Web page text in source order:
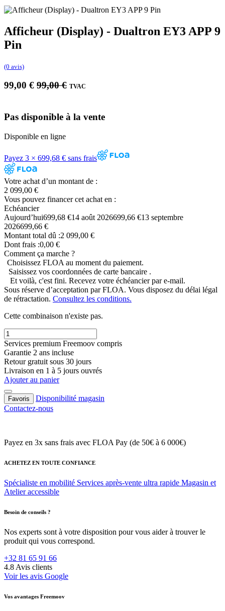
Afficheur (Display) - Dualtron EY3 APP 9
Pin
(0 avis)
99,00 € 99,00€ TVAC
Pas disponible à la vente
Disponible en ligne
Payez 3 × 699,68 € sans frais
Votre achat d’un montant de :
2 099,00 €
Vous pouvez financer cet achat en :
Echéancier
Aujourd’hui699,68 €14 août 2026699,66 €13 septembre
2026699,66 €
Montant total dû :2 099,00 €
Dont frais :0,00 €
Comment ça marche ?
Choisissez FLOA au moment du paiement.
Saisissez vos coordonnées de carte bancaire .
Et voilà, c'est fini. Recevez votre échéancier par e-mail.
Sous réserve d’acceptation par FLOA. Vous disposez du délai légal
de rétractation. Consultez les conditions.
Cette combinaison n'existe pas.
Services premium Freemoov compris
Garantie 2 ans incluse
Retour gratuit sous 30 jours
Livraison en 1 à 5 jours ouvrés
Ajouter au panier
Favoris
Disponibilité magasin
Contactez-nous
Payez en 3x sans frais avec FLOA Pay (de 50€ à 6 000€)
ACHETEZ EN TOUTE CONFIANCE
Spécialiste en mobilité Services après-vente ultra rapide Magasin et
Atelier accessible
Besoin de conseils ?
Nos experts sont à votre disposition pour vous aider à trouver le
produit qui vous correspond.
+32 81 65 91 66
4.8 Avis clients
Voir les avis Google
Vos avantages Freemoov